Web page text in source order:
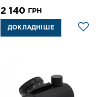
2 140 ГРН
ДОКЛАДНІШЕ